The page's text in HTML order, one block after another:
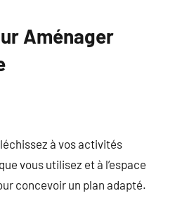
Aménager
à vos activités
vous utilisez et à l’espace
concevoir un plan adapté.